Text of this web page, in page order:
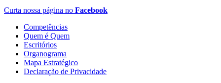
Curta nossa página no Facebook
Competências
Quem é Quem
Escritórios
Organograma
Mapa Estratégico
Declaração de Privacidade